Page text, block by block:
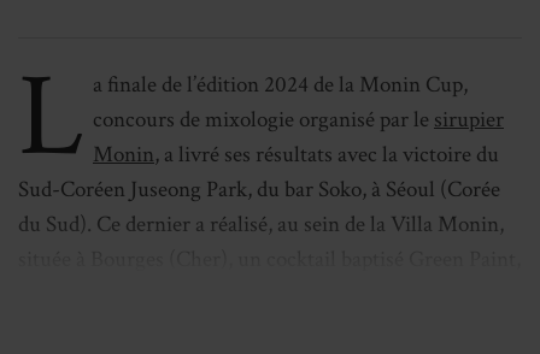
L a finale de l’édition 2024 de la Monin Cup,
concours de mixologie organisé par le sirupier
Monin, a livré ses résultats avec la victoire du
Sud-Coréen Juseong Park, du bar Soko, à Séoul (Corée
du Sud). Ce dernier a réalisé, au sein de la Villa Monin,